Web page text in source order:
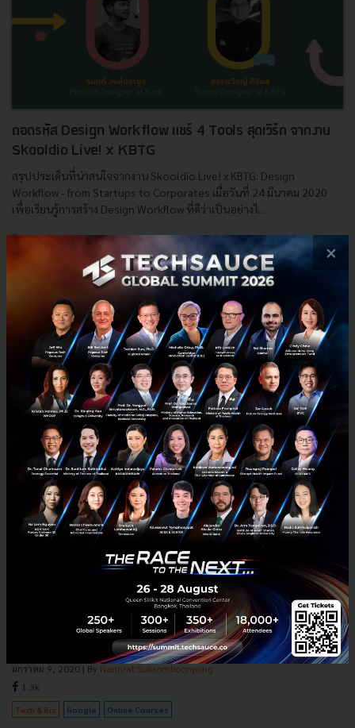
ถอดรหัส Design Workflow แชร์ 4 Tools สุดเวิร์ก จากงาน
Skooldio Live! x KBTG
สรุปประเด็นที่น่าสนใจจากงาน Skooldio Live! x KBTG: Design
Workflow - from Startups to Corporates เมื่อวันที่ 24 มีนาคม 2020
เพื่อเรียนรู้การสร้าง Design Workflow ที่ดีว่าเป็นอย่างไ...
มีนาคม 30, 2020| ByPacharee Toorakidsana
edtech startup online courses online learning
คอร์สออนไลน์เรียนฟรี จาก Google เน้นทักษะผู้ประกอบการ
พร้อมความรู้จำเป็นในการทำธุรกิจ
มาเรียนรู้ทักษะสำหรับผู้ประกอบการ ไม่ว่าจะเป็น การตลาด การสร้าง
ผลิตภัณฑ์ สร้างเครือข่าย ทดลองสินค้า และอีกมากมายจาก Google บริษัท
เทครายใหญ่ของโลก กับคอร์สแนะนำที่น่าสนใจกัน...
มกราคม 9, 2020 | By Narinrat Suksomboonpong
1.3k
Tech & Biz Google Online Courses
×